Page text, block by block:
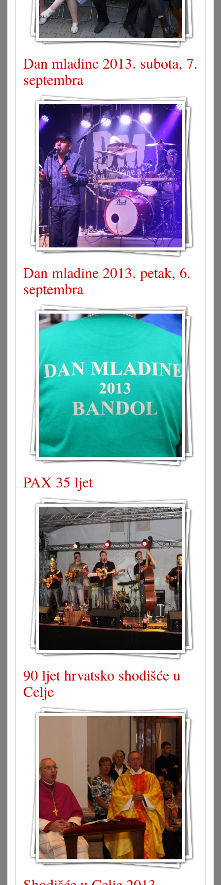
Dan mladine 2013. subota, 7.
septembra
Dan mladine 2013. petak, 6.
septembra
PAX 35 ljet
90 ljet hrvatsko shodišće u
Celje